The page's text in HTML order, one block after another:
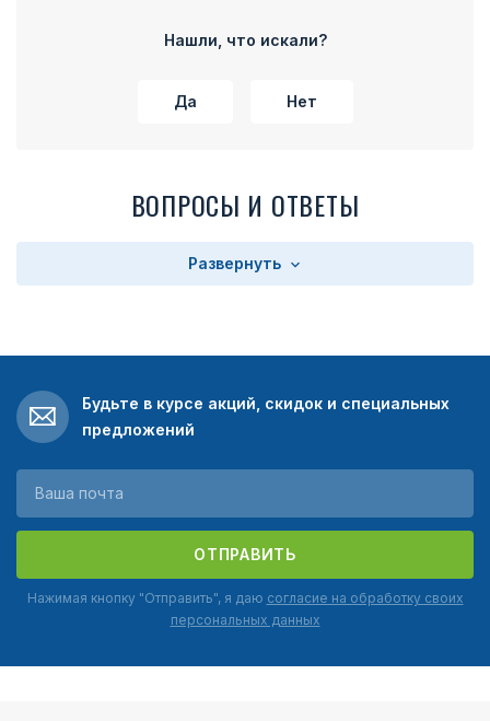
Нашли, что искали?
Да Нет
ВОПРОСЫ И ОТВЕТЫ
Развернуть
Будьте в курсе акций, скидок и специальных
предложений
ОТПРАВИТЬ
Нажимая кнопку "Отправить", я даю согласие на обработку своих
персональных данных